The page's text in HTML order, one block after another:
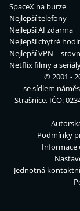
SpaceX na burze
Nejlepší telefony
Nejlepší AI zdarma
Nejlepší chytré
Nejlepší VPN –
Netflix filmy a
© 2001 -
se sídlem
Strašnice, IČO:
Podmínky
Informace
Jednotná